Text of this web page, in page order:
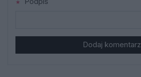
Dodaj komentarz